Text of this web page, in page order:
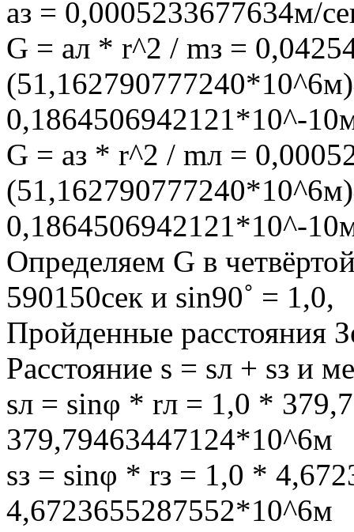
aз = 0,0005233677634м/
G = aл * r^2 / mз =
0,1864506942121*10^-
G = aз * r^2 / mл =
0,1864506942121*10^-
Определяем G в
590150сек и sin90˚ = 1,0,
Пройденные расстояния
Расстояние s = sл + sз и
sл = sinφ * rл = 1,0 *
379,79463447124*10^6м
sз = sinφ * rз = 1,0 *
4,6723655287552*10^6м